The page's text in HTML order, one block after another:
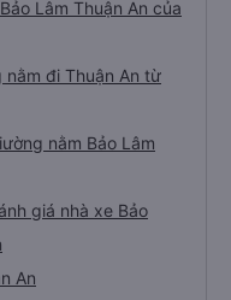
Lâm Thuận An của
nằm đi Thuận An từ
nằm Bảo Lâm
giá nhà xe Bảo
An